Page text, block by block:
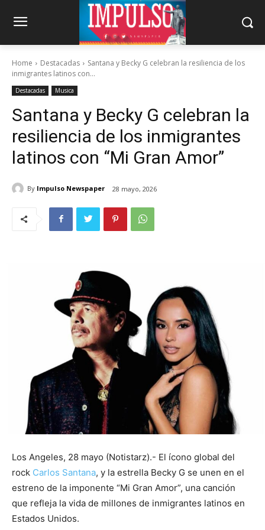
Home Destacadas
Santana y Becky G celebran la resiliencia de los
inmigrantes latinos con...
Destacadas Musica
Santana y Becky G celebran la
resiliencia de los inmigrantes
latinos con “Mi Gran Amor”
By Impulso Newspaper 28 mayo, 2026
Los Angeles, 28 mayo (Notistarz).- El ícono global del
rock Carlos Santana, y la estrella Becky G se unen en el
estreno de la imponente “Mi Gran Amor”, una canción
que refleja la vida de millones de inmigrantes latinos en
Estados Unidos.